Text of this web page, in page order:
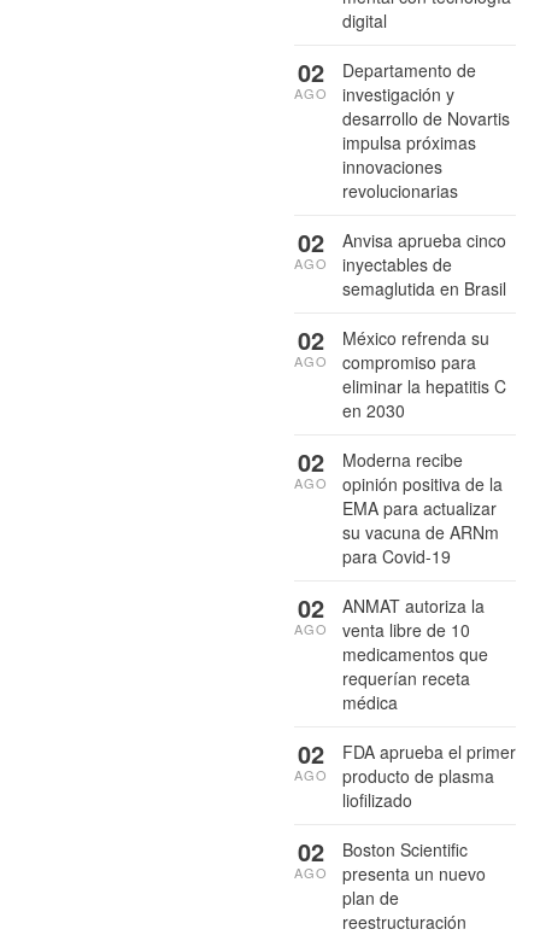
digital
Departamento de
investigación y
desarrollo de Novartis
impulsa próximas
innovaciones
revolucionarias
02
AGO
Anvisa aprueba cinco
inyectables de
semaglutida en Brasil
02
AGO
México refrenda su
compromiso para
eliminar la hepatitis C
en 2030
02
AGO
Moderna recibe
opinión positiva de la
EMA para actualizar
su vacuna de ARNm
para Covid-19
02
AGO
ANMAT autoriza la
venta libre de 10
medicamentos que
requerían receta
médica
02
AGO
FDA aprueba el primer
producto de plasma
liofilizado
02
AGO
Boston Scientific
presenta un nuevo
plan de
reestructuración
02
AGO